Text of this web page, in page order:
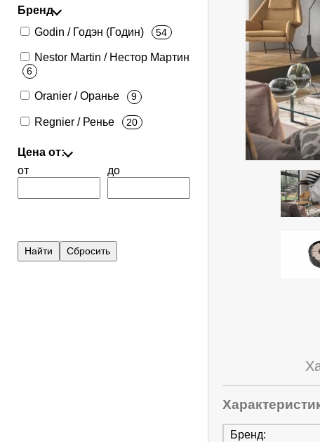
Бренд:
Бренд
Godin / Годэн (Годин)
54
Nestor Martin / Нестор Мартин
6
Oranier / Оранье 9
Regnier / Ренье 20
Цена от:
от
до